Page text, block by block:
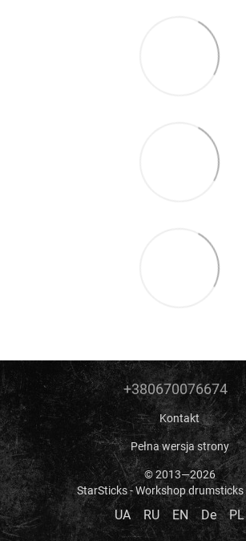
+380670076674
Kontakt
Pełna wersja strony
© 2013—2026
StarSticks - Workshop
UA RU EN De PL